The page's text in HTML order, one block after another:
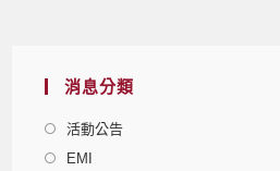
消息分類
活動公告
EMI